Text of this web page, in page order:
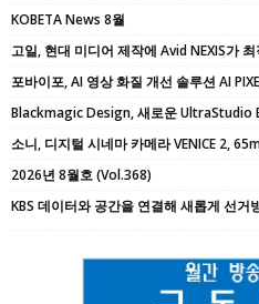
KOBETA News 8월
고일, 현대 미디어 제작에 Avid NEXIS가
포바이포, AI 영상 화질 개선 솔루션 AI
Blackmagic Design, 새로운 UltraStudio
소니, 디지털 시네마 카메라 VENICE 2,
2026년 8월호 (Vol.368)
KBS 데이터와 공간을 연결해 새롭게 선거